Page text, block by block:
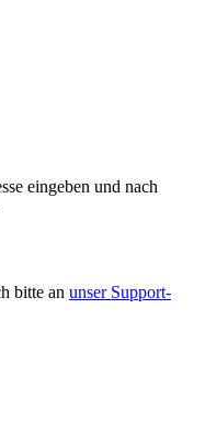
eingeben und nach
bitte an unser Support-